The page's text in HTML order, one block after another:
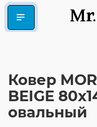
Ковер
BEIGE
овальный